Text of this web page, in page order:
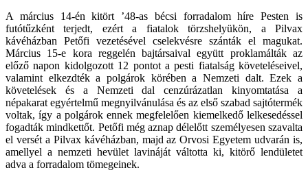
A március 14-én kitört ’48-as bécsi forradalom híre Pesten is
futótűzként terjedt, ezért a fiatalok törzshelyükön, a Pilvax
kávéházban Petőfi vezetésével cselekvésre szánták el magukat.
Március 15-e kora reggelén bajtársaival együtt proklamálták az
előző napon kidolgozott 12 pontot a pesti fiatalság követeléseivel,
valamint elkezdték a polgárok körében a Nemzeti dalt. Ezek a
követelések és a Nemzeti dal cenzúrázatlan kinyomtatása a
népakarat egyértelmű megnyilvánulása és az első szabad sajtótermék
voltak, így a polgárok ennek megfelelően kiemelkedő lelkesedéssel
fogadták mindkettőt. Petőfi még aznap délelőtt személyesen szavalta
el versét a Pilvax kávéházban, majd az Orvosi Egyetem udvarán is,
amellyel a nemzeti hevület lavináját váltotta ki, kitörő lendületet
adva a forradalom tömegeinek.